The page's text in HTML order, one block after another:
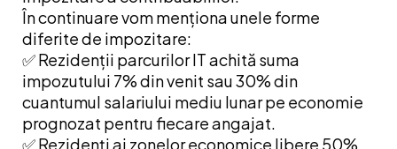
În continuare vom menționa unele forme
diferite de impozitare:
✅ Rezidenții parcurilor IT achită suma
impozutului 7% din venit sau 30% din
cuantumul salariului mediu lunar pe economie
prognozat pentru fiecare angajat.
✅ Rezidenți ai zonelor economice libere 50%